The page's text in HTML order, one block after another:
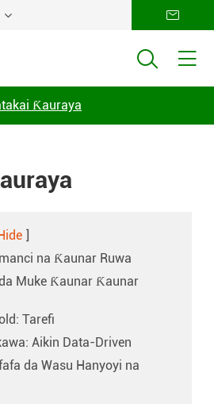

 
Ƙauraya
]
na Ƙaunar Ruwa
Muke Ƙaunar Ƙaunar
Tarefi
Aikin Data-Driven
da Wasu Hanyoyi na